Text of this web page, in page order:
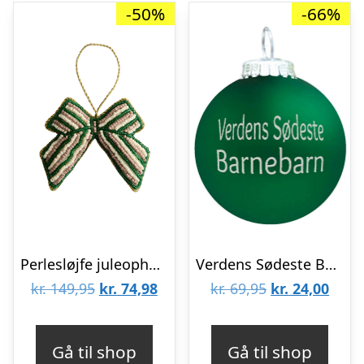
-50%
Perlesløjfe juleophæng – grøn
kr.149,95 Den
kr. 74,98Den
Gå til shop
-66%
Verdens Sødeste Barnebarn julekugle – grøn mat
kr.69,95 Den
kr. 24,00Den
Gå til shop